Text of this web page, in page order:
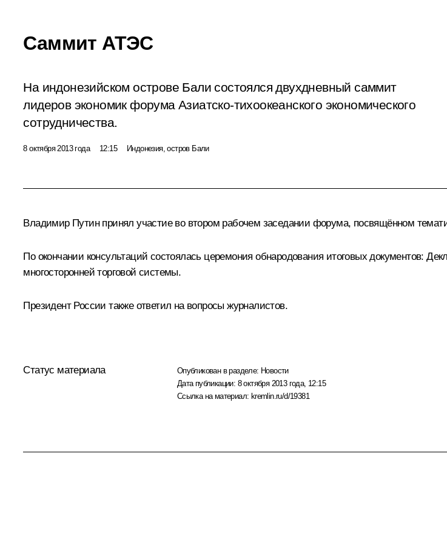
Саммит АТЭС
На индонезийском острове Бали состоялся двухдневный саммит
лидеров экономик форума Азиатско-тихоокеанского экономического
сотрудничества.
8 октября 2013 года 12:15 Индонезия, остров Бали
Владимир Путин принял участие во втором рабочем заседании форума, посвящённом
По окончании консультаций состоялась церемония обнародования итоговых документов:
многосторонней торговой системы.
Президент России также ответил на вопросы журналистов.
Статус материала Опубликован в разделе: Новости
Дата публикации: 8 октября 2013 года, 12:15
Ссылка на материал: kremlin.ru/d/19381